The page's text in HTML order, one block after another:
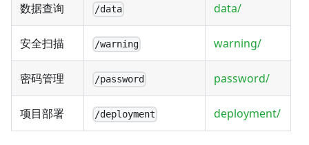
数据查询 /data data/
安全扫描 /warning warning/
密码管理 /password password/
项目部署 /deployment deployment/